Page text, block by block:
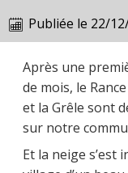
Publiée le 22/
Après une
de mois, le
et la Grêle sont
sur notre
Et la neige s’est